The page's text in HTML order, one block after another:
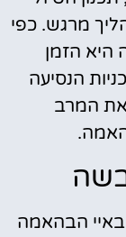
מרגש. כפי
היא הזמן
הנסיעה
המרב
הבהאמה